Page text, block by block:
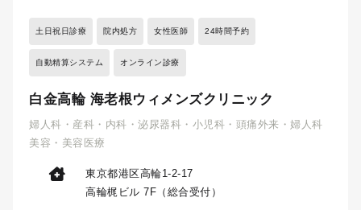
土日祝日診療 院内処方 女性医師 24時間予約
自動精算システム オンライン診療
白金高輪 海老根ウィメンズクリニック
婦人科・産科・内科・泌尿器科・小児科・頭痛外来・婦人科
美容・美容医療
東京都港区高輪1-2-17
高輪梶ビル 7F（総合受付）